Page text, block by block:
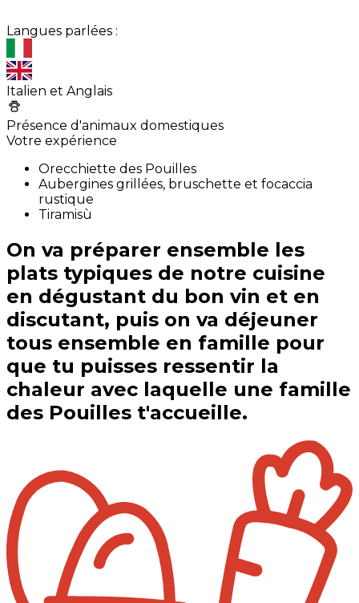
Langues parlées :
Italien et Anglais
Présence d'animaux domestiques
Votre expérience
Orecchiette des Pouilles
Aubergines grillées, bruschette et focaccia
rustique
Tiramisù
On va préparer ensemble les
plats typiques de notre cuisine
en dégustant du bon vin et en
discutant, puis on va déjeuner
tous ensemble en famille pour
que tu puisses ressentir la
chaleur avec laquelle une famille
des Pouilles t'accueille.